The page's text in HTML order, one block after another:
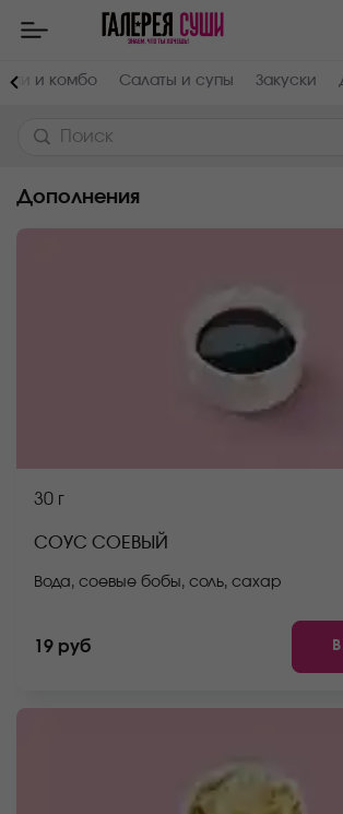
и комбо Салаты и супы Закуски
Дополнения
30 г
СОУС СОЕВЫЙ
Вода, соевые бобы, соль, сахар
19 руб